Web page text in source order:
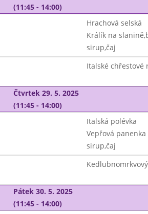
(11:45 - 14:00)
Hrachová selská
Králík na
sirup,čaj
Italské chřestové
Čtvrtek 29. 5. 2025
(11:45 - 14:00)
Italská polévka
Vepřová
sirup,čaj
Pátek 30. 5. 2025
(11:45 - 14:00)